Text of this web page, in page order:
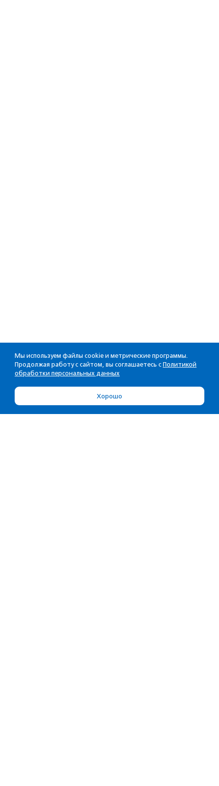
Мы используем файлы cookie и метрические программы.
Продолжая работу с сайтом, вы соглашаетесь с Политикой
обработки персональных данных
Хорошо